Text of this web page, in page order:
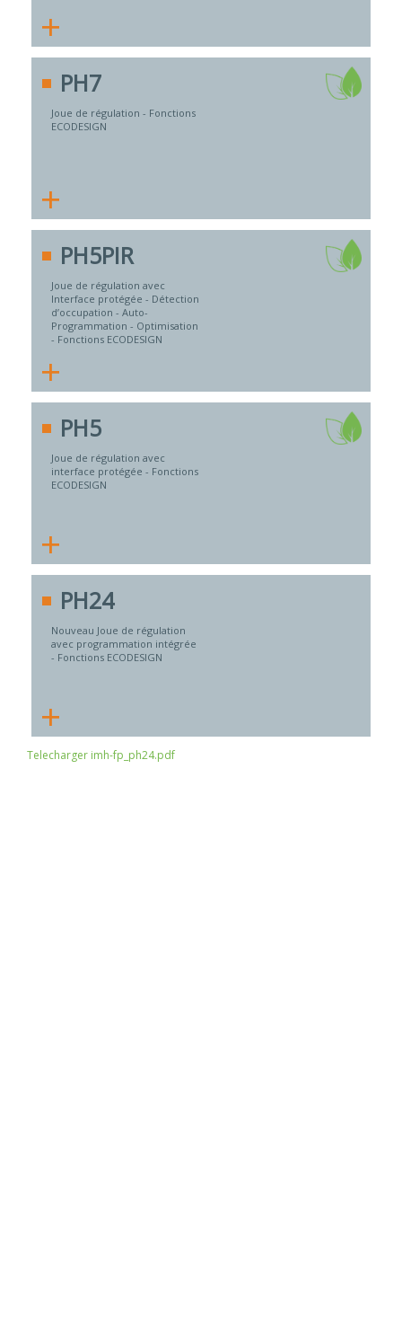
+
PH7
Joue de régulation - Fonctions
ECODESIGN
+
PH5PIR
Joue de régulation avec
Interface protégée - Détection
d’occupation - Auto-
Programmation - Optimisation
- Fonctions ECODESIGN
+
PH5
Joue de régulation avec
interface protégée - Fonctions
ECODESIGN
+
PH24
Nouveau Joue de régulation
avec programmation intégrée
- Fonctions ECODESIGN
+
Telecharger imh-fp_ph24.pdf